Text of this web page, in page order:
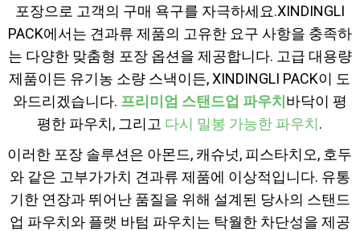
포장으로 고객의 구매 욕구를 자극하세요.XINDINGLI
PACK에서는 견과류 제품의 고유한 요구 사항을 충족하
는 다양한 맞춤형 포장 옵션을 제공합니다. 고급 대용량
제품이든 유기농 소량 스낵이든, XINDINGLI PACK이 도
와드리겠습니다. 프리미엄 스탠드업 파우치바닥이 평
평한 파우치, 그리고 다시 밀봉 가능한 파우치.
이러한 포장 솔루션은 아몬드, 캐슈넛, 피스타치오, 호두
와 같은 고부가가치 견과류 제품에 이상적입니다. 유통
기한 연장과 뛰어난 품질을 위해 설계된 당사의 스탠드
업 파우치와 플랫 바텀 파우치는 탁월한 차단성을 제공